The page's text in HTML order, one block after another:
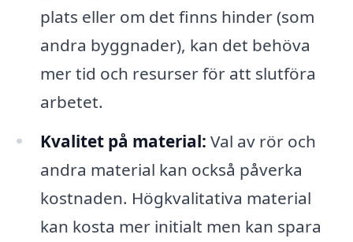
plats eller om det finns hinder (som
andra byggnader), kan det behöva
mer tid och resurser för att slutföra
arbetet.
Kvalitet på material: Val av rör och
andra material kan också påverka
kostnaden. Högkvalitativa material
kan kosta mer initialt men kan spara